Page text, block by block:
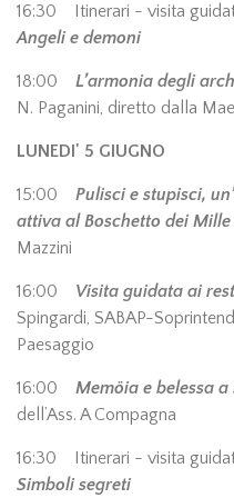
16:30 Itinerari - visita
Angeli e demoni
18:00 L’armonia degli
N. Paganini, diretto dalla
LUNEDI' 5 GIUGNO
15:00 Pulisci e stupisci,
attiva al Boschetto dei Mille
Mazzini
16:00 Visita guidata ai
Spingardi, SABAP-
Paesaggio
16:00 Memöia e belessa a
dell’Ass. A Compagna
16:30 Itinerari - visita
Simboli segreti